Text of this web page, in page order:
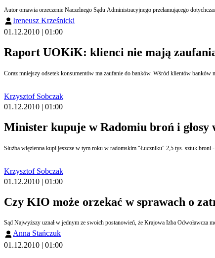
Autor omawia orzeczenie Naczelnego Sądu Administracyjnego przełamującego
Ireneusz Krześnicki
01.12.2010 | 01:00
Raport UOKiK: klienci nie mają
Coraz mniejszy odsetek konsumentów ma zaufanie do banków. Wśród klientów
Krzysztof Sobczak
01.12.2010 | 01:00
Minister kupuje w Radomiu broń i głosy
Służba więzienna kupi jeszcze w tym roku w radomskim "Łuczniku" 2,5 tys. sztuk
Krzysztof Sobczak
01.12.2010 | 01:00
Czy KIO może orzekać w sprawach o
Sąd Najwyższy uznał w jednym ze swoich postanowień, że Krajowa Izba Odwoławcza
Anna Stańczuk
01.12.2010 | 01:00